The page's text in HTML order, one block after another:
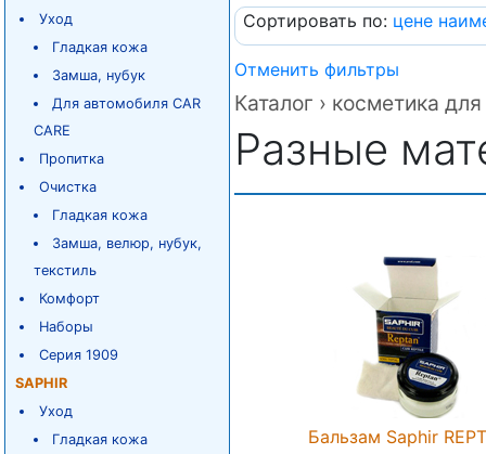
Уход
Гладкая кожа
Замша, нубук
Для автомобиля CAR
CARE
Пропитка
Очистка
Гладкая кожа
Замша, велюр, нубук,
текстиль
Комфорт
Наборы
Серия 1909
SAPHIR
Уход
Гладкая кожа
Сортировать по: цене
Отменить фильтры
Каталог › косметика для
Разные
Бальзам Saphir